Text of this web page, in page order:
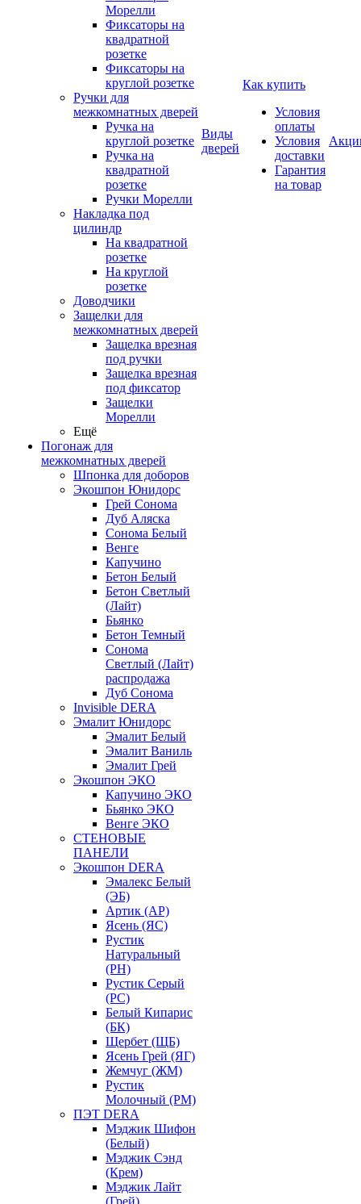
Морелли
Фиксаторы на
квадратной
розетке
Фиксаторы на
круглой розетке
Ручки для
межкомнатных дверей
Ручка на
круглой розетке
Ручка на
квадратной
розетке
Ручки Морелли
Накладка под
цилиндр
На квадратной
розетке
На круглой
розетке
Доводчики
Защелки для
межкомнатных дверей
Защелка врезная
под ручки
Защелка врезная
под фиксатор
Защелки
Морелли
Ещё
Погонаж для
межкомнатных дверей
Шпонка для доборов
Экошпон Юнидорс
Грей Сонома
Дуб Аляска
Сонома Белый
Венге
Капучино
Бетон Белый
Бетон Светлый
(Лайт)
Бьянко
Бетон Темный
Сонома
Светлый (Лайт)
распродажа
Дуб Сонома
Invisible DERA
Эмалит Юнидорс
Эмалит Белый
Эмалит Ваниль
Эмалит Грей
Экошпон ЭКО
Капучино ЭКО
Бьянко ЭКО
Венге ЭКО
СТЕНОВЫЕ
ПАНЕЛИ
Экошпон DERA
Эмалекс Белый
(ЭБ)
Артик (АР)
Ясень (ЯС)
Рустик
Натуральный
(РН)
Рустик Серый
(РС)
Белый Кипарис
(БК)
Щербет (ЩБ)
Ясень Грей (ЯГ)
Жемчуг (ЖМ)
Рустик
Молочный (РМ)
ПЭТ DERA
Мэджик Шифон
(Белый)
Мэджик Сэнд
(Крем)
Мэджик Лайт
(Грей)
Виды
дверей
Как купить
Условия
оплаты
Условия
доставки
Гарантия
на товар